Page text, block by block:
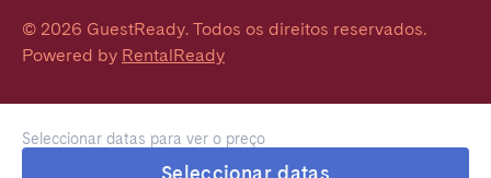
Seleccionar datas para ver o preço
Seleccionar datas
© 2026 GuestReady. Todos os direitos reservados.
Powered by RentalReady